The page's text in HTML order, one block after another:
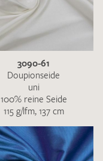
3090-61
Doupionseide
uni
100% reine Seide
115 g/lfm, 137 cm